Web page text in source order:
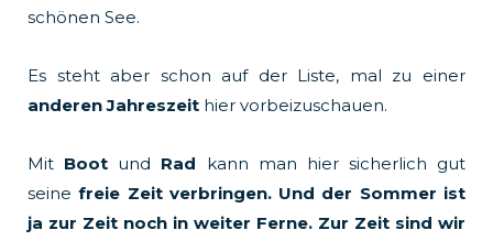
schönen See.
Es steht aber schon auf der Liste, mal zu einer
anderen Jahreszeit hier vorbeizuschauen.
Mit Boot und Rad kann man hier sicherlich gut
seinefreie Zeit verbringen. Und der Sommer ist
ja zur Zeit noch in weiter Ferne. Zur Zeit sind wir